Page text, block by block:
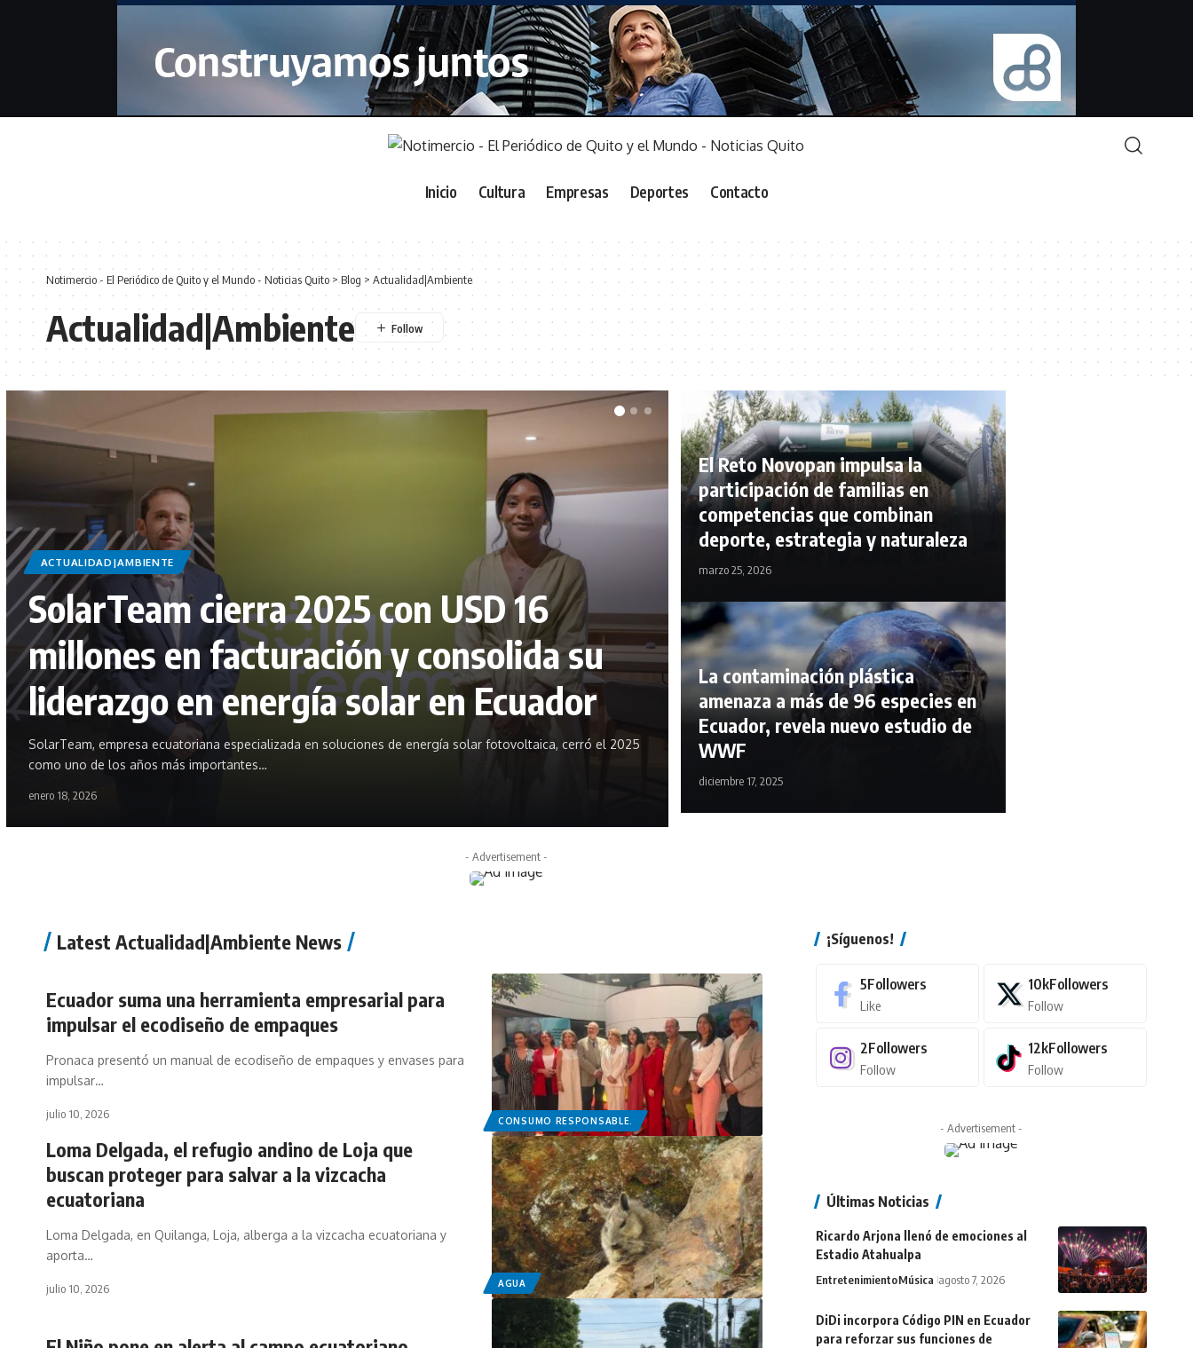
Inicio Cultura Empresas Deportes Contacto
Notimercio - El Periódico de Quito y el Mundo - Noticias Quito >Blog > Actualidad|Ambiente
Actualidad|Ambiente
ACTUALIDAD|AMBIENTE
SolarTeam cierra 2025 con USD 16
millones en facturación y consolida su
liderazgo en energía solar en Ecuador
SolarTeam, empresa ecuatoriana especializada en soluciones de energía solar fotovoltaica, cerró el 2025
como uno de los años más importantes…
enero 18, 2026
El Reto Novopan impulsa la
participación de familias en
competencias que combinan
deporte, estrategia y naturaleza
marzo 25, 2026
La contaminación plástica
amenaza a más de 96 especies en
Ecuador, revela nuevo estudio de
WWF
diciembre 17, 2025
- Advertisement -
Latest Actualidad|Ambiente News
CONSUMO RESPONSABLE.
Ecuador suma una herramienta empresarial para
impulsar el ecodiseño de empaques
Pronaca presentó un manual de ecodiseño de empaques y envases para
impulsar…
julio 10, 2026
AGUA
Loma Delgada, el refugio andino de Loja que
buscan proteger para salvar a la vizcacha
ecuatoriana
Loma Delgada, en Quilanga, Loja, alberga a la vizcacha ecuatoriana y
aporta…
julio 10, 2026
¡Síguenos!
5Followers
Like
10kFollowers
Follow
2Followers
Follow
12kFollowers
Follow
- Advertisement -
Últimas Noticias
Ricardo Arjona llenó de emociones al
Estadio Atahualpa
EntretenimientoMúsica agosto 7, 2026
DiDi incorpora Código PIN en Ecuador
para reforzar sus funciones de